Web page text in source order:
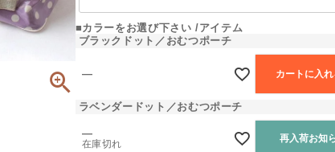
■カラーをお選び下さい
アイテム
ブラックドット／おむつポーチ
― カートに入れ
ラベンダードット／おむつポーチ
―
在庫切れ 再入荷お知